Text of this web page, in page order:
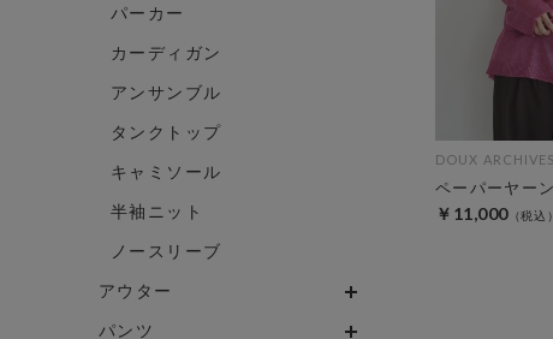
パーカー
カーディガン
アンサンブル
タンクトップ
キャミソール
半袖ニット
ノースリーブ
アウター
パンツ
DOUX ARCHIVES
ペーパーヤー
￥11,000